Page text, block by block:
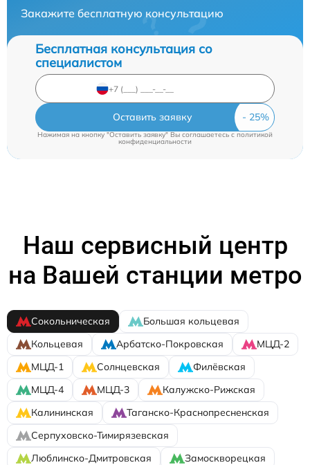
Закажите бесплатную консультацию
Бесплатная консультация со
специалистом
Оставить заявку
Нажимая на кнопку "Оставить заявку" Вы соглашаетесь cполитикой
конфиденциальности
Наш сервисный центр
на Вашей станции метро
Сокольническая
Большая кольцевая
Кольцевая
Арбатско-Покровская
МЦД-2
МЦД-1
Солнцевская
Филёвская
МЦД-4
МЦД-3
Калужско-Рижская
Калининская
Таганско-Краснопресненская
Серпуховско-Тимирязевская
Люблинско-Дмитровская
Замоскворецкая